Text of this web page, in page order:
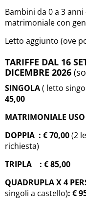
Bambini da 0 a 3
matrimoniale con
Letto aggiunto (ove
TARIFFE DAL 16
DICEMBRE 2026
SINGOLA( letto
45,00
MATRIMONIALE
DOPPIA : € 70,00(2
richiesta)
TRIPLA : € 85,00
QUADRUPLA X 4
singoli a castello): €